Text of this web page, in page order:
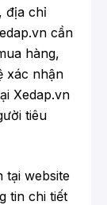
địa chỉ
cần
hàng,
xác nhận
Xedap.vn
tiêu
tại website
tin chi tiết